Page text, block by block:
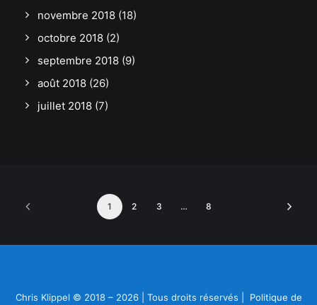
novembre 2018 (18)
octobre 2018 (2)
septembre 2018 (9)
août 2018 (26)
juillet 2018 (7)
1 2 3 … 8
Chris Klippel © 2018 – 2026 | Tous droits réservés | Politique de